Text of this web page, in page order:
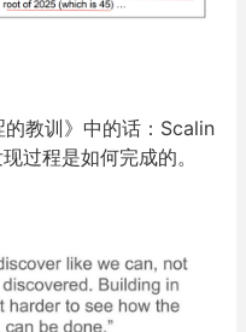
教训》中的话：Scalin
过程是如何完成的。